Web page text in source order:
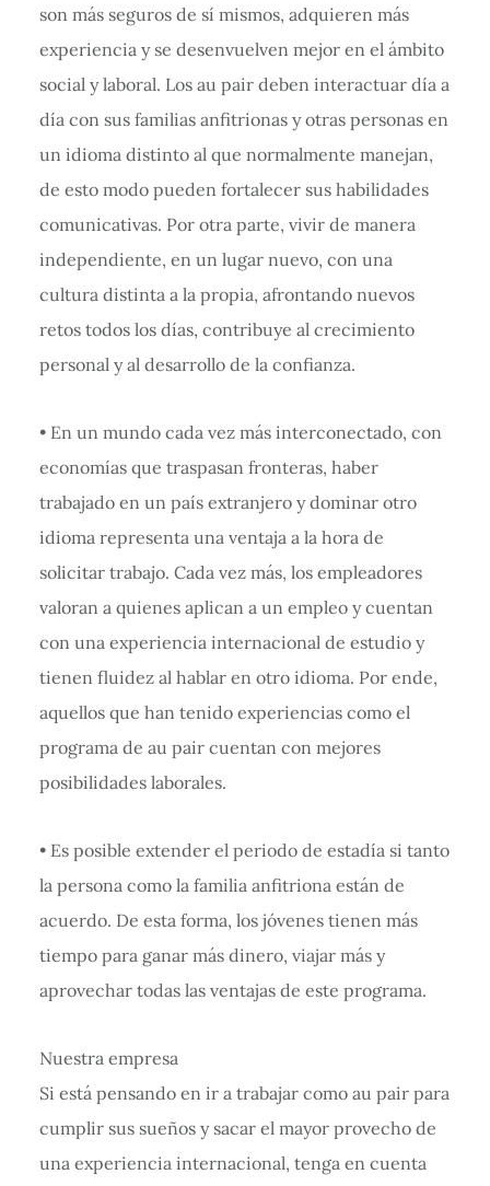
son más seguros de sí mismos, adquieren más
experiencia y se desenvuelven mejor en el ámbito
social y laboral. Los au pair deben interactuar día a
día con sus familias anfitrionas y otras personas en
un idioma distinto al que normalmente manejan,
de esto modo pueden fortalecer sus habilidades
comunicativas. Por otra parte, vivir de manera
independiente, en un lugar nuevo, con una
cultura distinta a la propia, afrontando nuevos
retos todos los días, contribuye al crecimiento
personal y al desarrollo de la confianza.
• En un mundo cada vez más interconectado, con
economías que traspasan fronteras, haber
trabajado en un país extranjero y dominar otro
idioma representa una ventaja a la hora de
solicitar trabajo. Cada vez más, los empleadores
valoran a quienes aplican a un empleo y cuentan
con una experiencia internacional de estudio y
tienen fluidez al hablar en otro idioma. Por ende,
aquellos que han tenido experiencias como el
programa de au pair cuentan con mejores
posibilidades laborales.
• Es posible extender el periodo de estadía si tanto
la persona como la familia anfitriona están de
acuerdo. De esta forma, los jóvenes tienen más
tiempo para ganar más dinero, viajar más y
aprovechar todas las ventajas de este programa.
Nuestra empresa
Si está pensando en ir a trabajar como au pair para
cumplir sus sueños y sacar el mayor provecho de
una experiencia internacional, tenga en cuenta